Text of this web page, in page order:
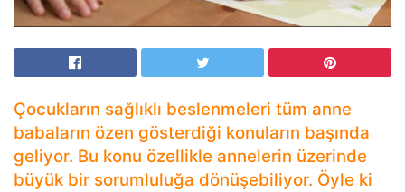
Çocukların sağlıklı beslenmeleri tüm anne
babaların özen gösterdiği konuların başında
geliyor. Bu konu özellikle annelerin üzerinde
büyük bir sorumluluğa dönüşebiliyor. Öyle ki